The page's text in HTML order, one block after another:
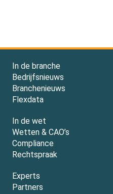
In de branche
Bedrijfsnieuws
Branchenieuws
Flexdata
In de wet
Wetten & CAO’s
Compliance
Rechtspraak
Experts
Partners